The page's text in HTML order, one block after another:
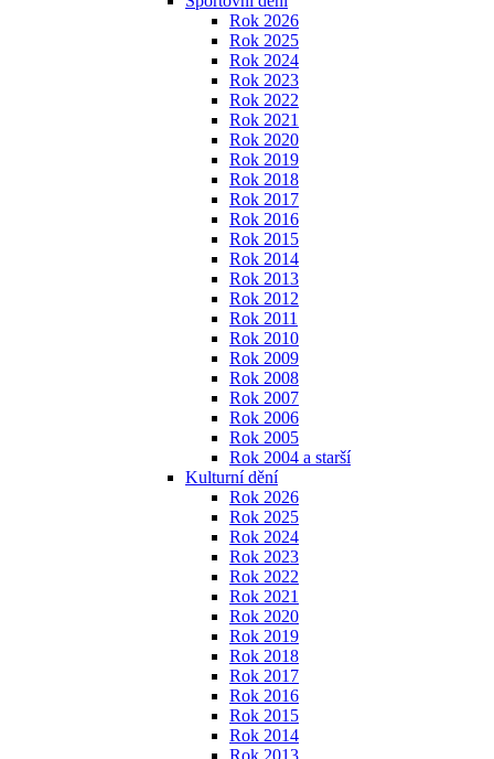
Rok 2026
Rok 2025
Rok 2024
Rok 2023
Rok 2022
Rok 2021
Rok 2020
Rok 2019
Rok 2018
Rok 2017
Rok 2016
Rok 2015
Rok 2014
Rok 2013
Rok 2012
Rok 2011
Rok 2010
Rok 2009
Rok 2008
Rok 2007
Rok 2006
Rok 2005
Rok 2004 a starší
Kulturní dění
Rok 2026
Rok 2025
Rok 2024
Rok 2023
Rok 2022
Rok 2021
Rok 2020
Rok 2019
Rok 2018
Rok 2017
Rok 2016
Rok 2015
Rok 2014
Rok 2013